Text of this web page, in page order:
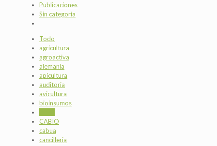
Publicaciones
Sin categoría
Todo
agricultura
agroactiva
alemania
apicultura
auditoria
avicultura
bioinsumos
CABIO
cabua
cancilleria